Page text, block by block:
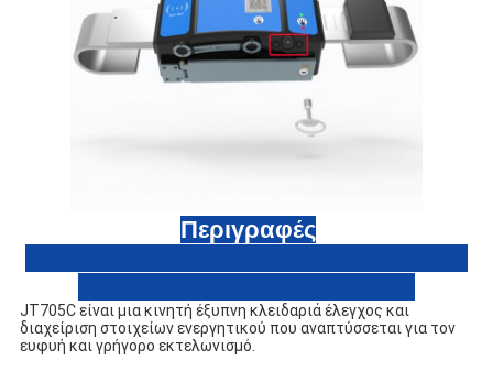
Περιγραφές
JT705C είναι μια κινητή έξυπνη κλειδαριά έλεγχος και
διαχείριση στοιχείων ενεργητικού που αναπτύσσεται για τον
ευφυή και γρήγορο εκτελωνισμό.